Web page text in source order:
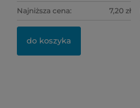
Najniższa cena: 7,20 zł
do koszyka